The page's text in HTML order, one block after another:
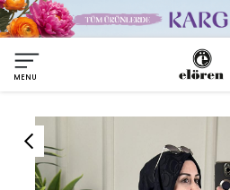
MENU